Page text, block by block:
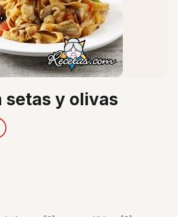
setas y olivas